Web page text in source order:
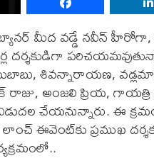
బ్యానర్ మీద వడ్డే నవీన్
దర్శకుడిగా
శివన్నారాయణ,
అంజలి ప్రియ, గాయత్రి
చేయనున్నారు. ఈ
ఈవెంట్‌‌కు ప్రముఖ